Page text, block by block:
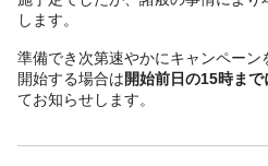
します。
準備でき次第速やかにキャンペーン
開始する場合は開始前日の15時まで
てお知らせします。